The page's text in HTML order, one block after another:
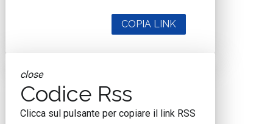
COPIA LINK
close
Codice Rss
Clicca sul pulsante per copiare il link RSS